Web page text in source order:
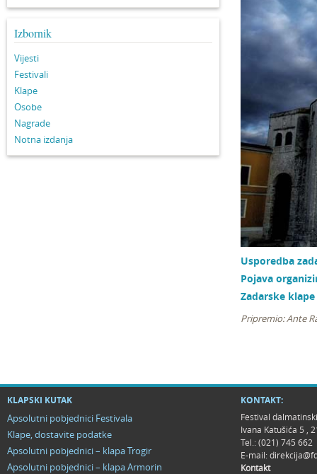
Izbornik
Vijesti
Festivali
Klape
Osobe
Nagrade
Notna izdanja
Usporedba
Pojava
Zadarske
Pripremio: Ante
KLAPSKI KUTAK
Apsolutni pobjednici Festivala
Klape, dostavite podatke
Apsolutni pobjednici – klapa Trogir
Apsolutni pobjednici – klapa Armorin
KONTAKT:
Festival
Ivana Katušića 5 ,
Tel.: (021) 745 662
E-mail:
Kontakt